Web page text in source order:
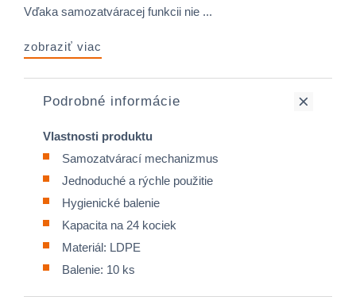
Vďaka samozatváracej funkcii nie ...
zobraziť viac
Podrobné informácie
Vlastnosti produktu
Samozatvárací mechanizmus
Jednoduché a rýchle použitie
Hygienické balenie
Kapacita na 24 kociek
Materiál: LDPE
Balenie: 10 ks